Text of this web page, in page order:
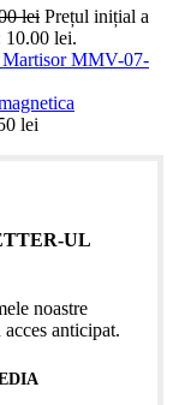
lei Prețul inițial a
10.00 lei.
Martisor MMV-07-
lei
UL
noastre
anticipat.